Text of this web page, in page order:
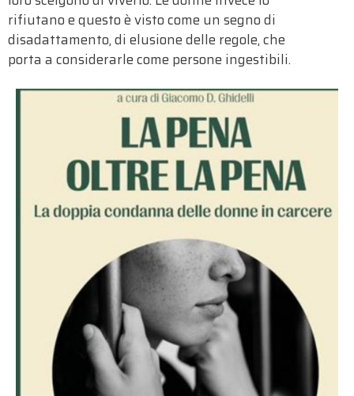
rifiutano e questo è visto come un segno di
disadattamento, di elusione delle regole, che
porta a considerarle come persone ingestibili.